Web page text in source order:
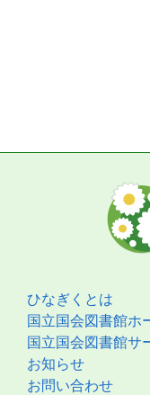
ひなぎくとは
国立国会図書館ホ
国立国会図書館サ
お知らせ
お問い合わせ